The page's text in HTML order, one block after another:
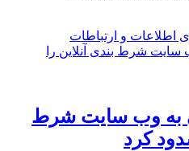
اطلاعات و ارتباطات
به وب سایت شرط
کرد